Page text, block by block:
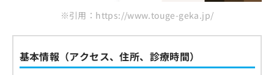
※引用：https://www.touge-geka.jp/
基本情報（アクセス、住所、診療時間）